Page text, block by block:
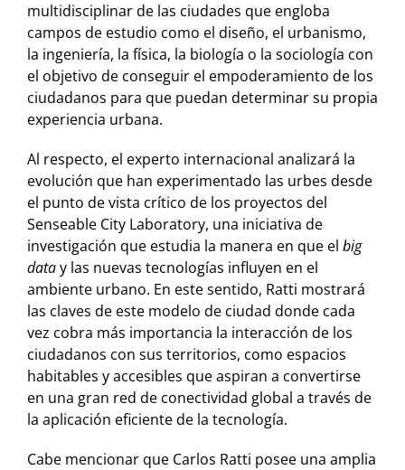
multidisciplinar de las ciudades que engloba
campos de estudio como el diseño, el urbanismo,
la ingeniería, la física, la biología o la sociología con
el objetivo de conseguir el empoderamiento de los
ciudadanos para que puedan determinar su propia
experiencia urbana.
Al respecto, el experto internacional analizará la
evolución que han experimentado las urbes desde
el punto de vista crítico de los proyectos del
Senseable City Laboratory, una iniciativa de
investigación que estudia la manera en que el big
datay las nuevas tecnologías influyen en el
ambiente urbano. En este sentido, Ratti mostrará
las claves de este modelo de ciudad donde cada
vez cobra más importancia la interacción de los
ciudadanos con sus territorios, como espacios
habitables y accesibles que aspiran a convertirse
en una gran red de conectividad global a través de
la aplicación eficiente de la tecnología.
Cabe mencionar que Carlos Ratti posee una amplia